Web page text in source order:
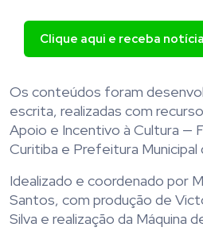
Clique aqui e receba
Os conteúdos foram
escrita, realizadas com
Apoio e Incentivo à Cultura —
Curitiba e Prefeitura Municipal
Idealizado e coordenado por
Santos, com produção de
Silva e realização da Máquina